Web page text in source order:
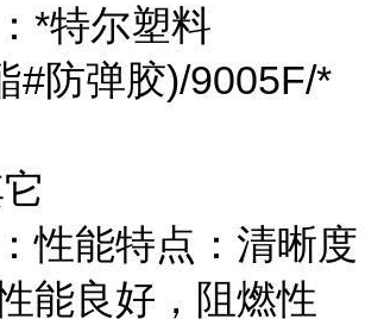
*特尔塑料
#防弹胶)/9005F/*
性能特点：清晰度
能良好，阻燃性